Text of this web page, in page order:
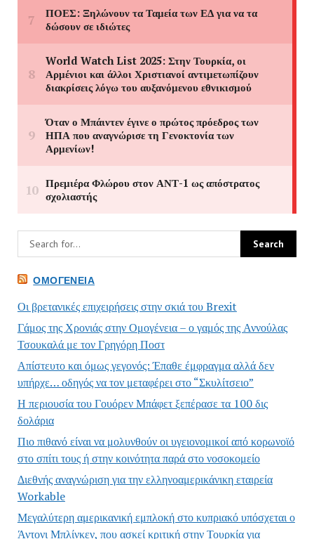
ΟΜΟΓΈΝΕΙΑ
Οι βρετανικές επιχειρήσεις στην σκιά του Brexit
Γάμος της Χρονιάς στην Ομογένεια – ο γαμός της Αννούλας
Τσουκαλά με τον Γρηγόρη Ποστ
Απίστευτο και όμως γεγονός: Έπαθε έμφραγμα αλλά δεν
υπήρχε… οδηγός να τον μεταφέρει στο “Σκυλίτσειο”
Η περιουσία του Γουόρεν Μπάφετ ξεπέρασε τα 100 δις
δολάρια
Πιο πιθανό είναι να μολυνθούν οι υγειονομικοί από κορωνοϊό
στο σπίτι τους ή στην κοινότητα παρά στο νοσοκομείο
Διεθνής αναγνώριση για την ελληνοαμερικάνικη εταιρεία
Workable
Μεγαλύτερη αμερικανική εμπλοκή στο κυπριακό υπόσχεται ο
Άντονι Μπλίνκεν, που ασκεί κριτική στην Τουρκία για